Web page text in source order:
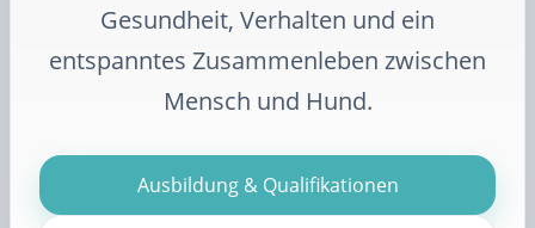
Gesundheit, Verhalten und ein
entspanntes Zusammenleben zwischen
Mensch und Hund.
Ausbildung & Qualifikationen